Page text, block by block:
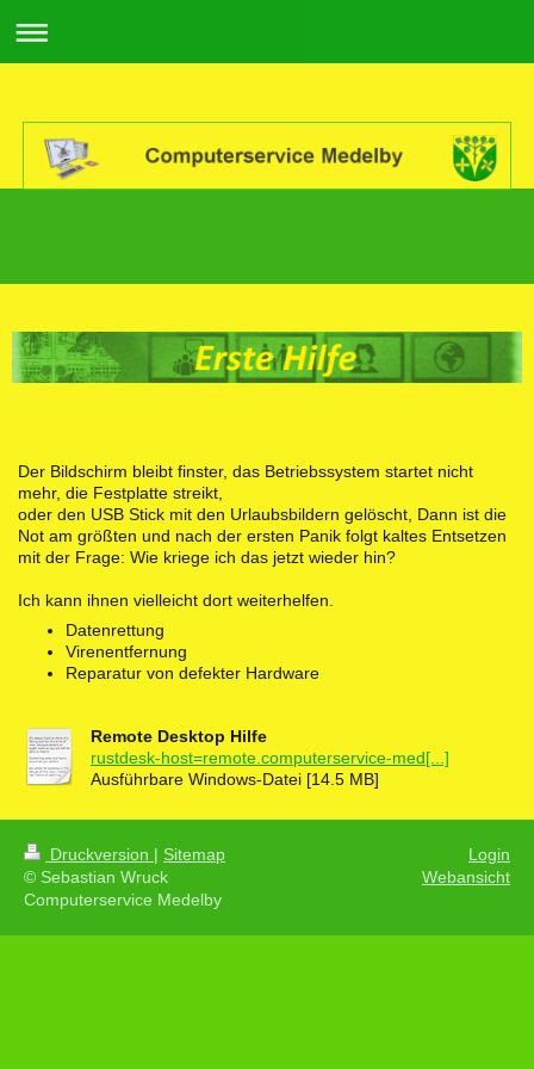
Der Bildschirm bleibt finster, das Betriebssystem startet nicht
mehr, die Festplatte streikt,
oder den USB Stick mit den Urlaubsbildern gelöscht, Dann ist die
Not am größten und nach der ersten Panik folgt kaltes Entsetzen
mit der Frage: Wie kriege ich das jetzt wieder hin?
Ich kann ihnen vielleicht dort weiterhelfen.
Datenrettung
Virenentfernung
Reparatur von defekter Hardware
Remote Desktop Hilfe
rustdesk-host=remote.computerservice-med[...]
Ausführbare Windows-Datei [14.5 MB]
Druckversion | Sitemap
© Sebastian Wruck
Computerservice Medelby
Login
Webansicht